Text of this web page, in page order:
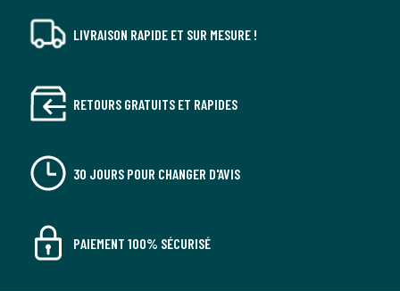
LIVRAISON RAPIDE ET SUR MESURE !
RETOURS GRATUITS ET RAPIDES
30 JOURS POUR CHANGER D'AVIS
PAIEMENT 100% SÉCURISÉ